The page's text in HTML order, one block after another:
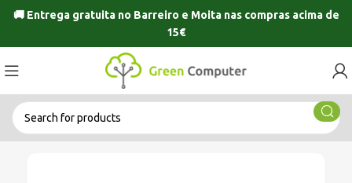
🚚 Entrega gratuita no Barreiro e Moitanas compras acima de
15€